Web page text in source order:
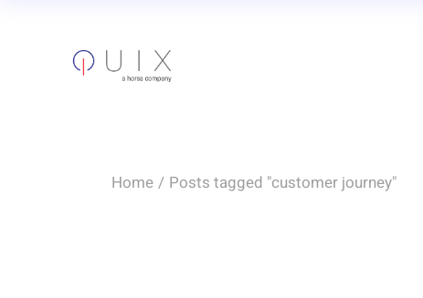
Home Posts tagged "customer journey"